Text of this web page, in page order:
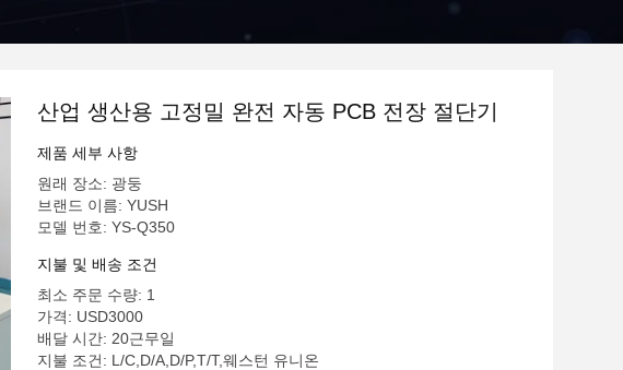
산업 생산용 고정밀 완전 자동 PCB 전장 절단기
제품 세부 사항
원래 장소: 광둥
브랜드 이름: YUSH
모델 번호: YS-Q350
지불 및 배송 조건
최소 주문 수량: 1
가격: USD3000
배달 시간: 20근무일
지불 조건: L/C,D/A,D/P,T/T,웨스턴 유니온